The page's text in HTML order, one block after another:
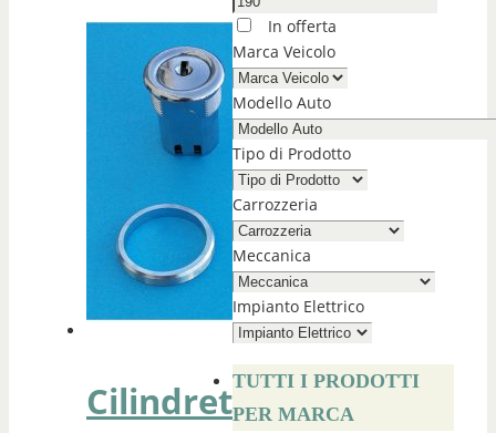
Cilindretto
In offerta
Marca Veicolo
Modello Auto
Tipo di Prodotto
Carrozzeria
Meccanica
Impianto Elettrico
TUTTI I PRODOTTI
PER MARCA